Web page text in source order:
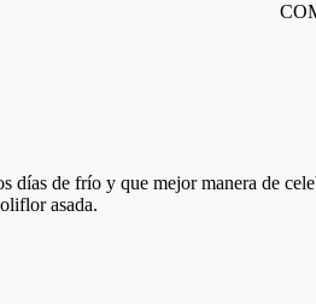
de frío y que mejor manera de
asada.